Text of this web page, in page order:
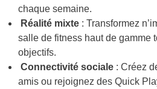
chaque semaine.
Réalité mixte : Transformez
salle de fitness haut de gamme
objectifs.
Connectivité sociale : Créez
amis ou rejoignez des Quick